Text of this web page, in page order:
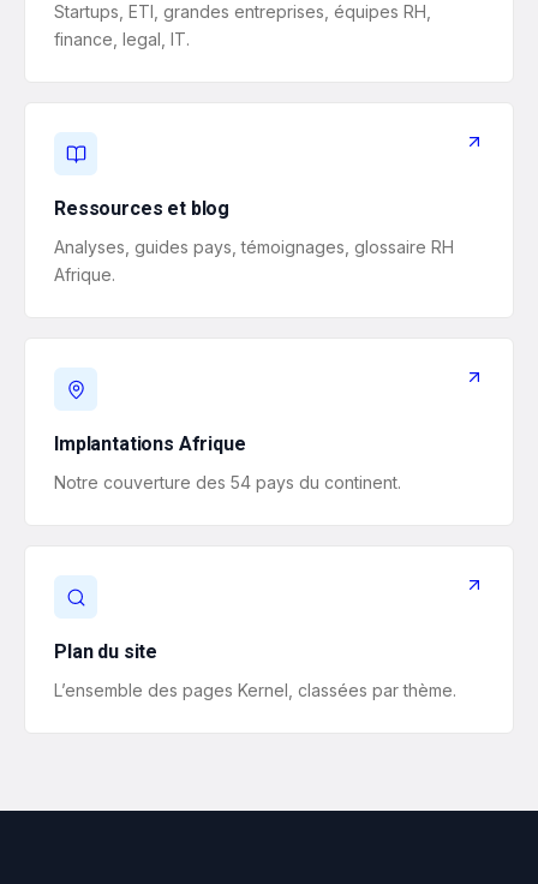
Startups, ETI, grandes entreprises, équipes RH,
finance, legal, IT.
Ressources et blog
Analyses, guides pays, témoignages, glossaire RH
Afrique.
Implantations Afrique
Notre couverture des 54 pays du continent.
Plan du site
L’ensemble des pages Kernel, classées par thème.